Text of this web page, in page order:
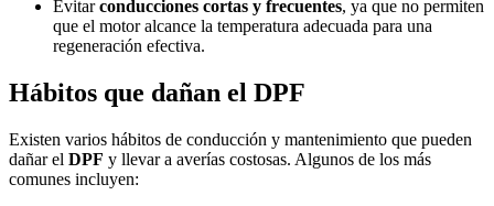
Evitarconducciones cortas y frecuentes, ya que no permiten
que el motor alcance la temperatura adecuada para una
regeneración efectiva.
Hábitos que dañan el DPF
Existen varios hábitos de conducción y mantenimiento que pueden
dañar el DPF y llevar a averías costosas. Algunos de los más
comunes incluyen: